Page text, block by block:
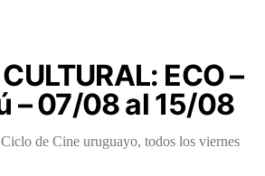
ECO –
– 07/08 al 15/08
de Cine uruguayo, todos los viernes